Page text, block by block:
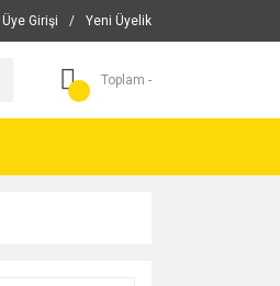
Üye Girişi / Yeni Üyelik
Toplam -